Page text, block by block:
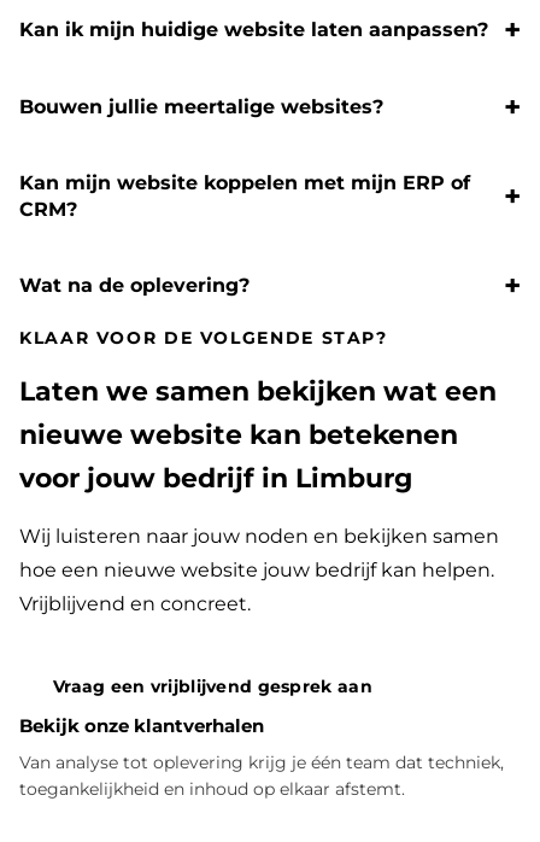
Kan ik mijn huidige website laten aanpassen?
Bouwen jullie meertalige websites?
Kan mijn website koppelen met mijn ERP of
CRM?
Wat na de oplevering?
KLAAR VOOR DE VOLGENDE STAP?
Laten we samen bekijken wat een
nieuwe website kan betekenen
voor jouw bedrijf in Limburg
Wij luisteren naar jouw noden en bekijken samen
hoe een nieuwe website jouw bedrijf kan helpen.
Vrijblijvend en concreet.
Vraag een vrijblijvend gesprek aan
Bekijk onze klantverhalen
Van analyse tot oplevering krijg je één team dat techniek,
toegankelijkheid en inhoud op elkaar afstemt.